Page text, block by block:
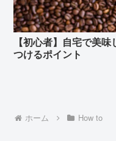
【初心者】自宅で美
つけるポイント
ホーム How to